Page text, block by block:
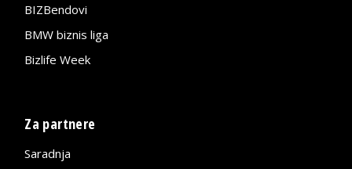
BIZBendovi
BMW biznis liga
Bizlife Week
Za partnere
Saradnja